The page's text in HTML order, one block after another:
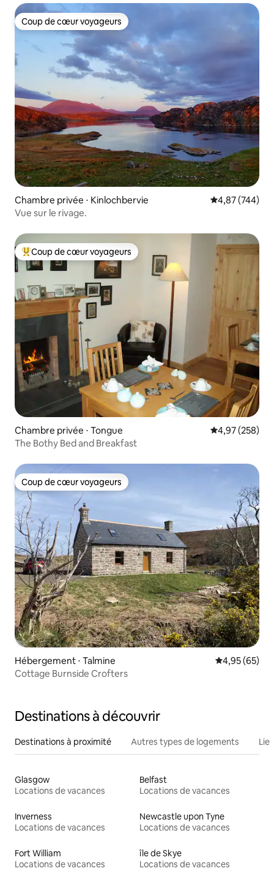
Coup de cœur voyageurs
Coup de cœur voyageurs
Chambre privée ⋅ Kinlochbervie Évaluation
4,87 (744)
Vue sur le rivage.
Coups de cœur voyageurs les plus appréciés
Coup de cœur voyageurs
Chambre privée ⋅ Tongue Évaluation
4,97 (258)
The Bothy Bed and Breakfast
Coup de cœur voyageurs
Coup de cœur voyageurs
Hébergement ⋅ Talmine Évaluation
4,95 (65)
Cottage Burnside Crofters
Destinations à découvrir
Destinations à proximité Autres types de logements
Glasgow
Locations de vacances
Belfast
Locations de vacances
Inverness
Locations de vacances
Newcastle upon Tyne
Locations de vacances
Fort William
Locations de vacances
île de Skye
Locations de vacances